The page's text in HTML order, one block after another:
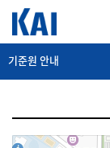
기준원 안내